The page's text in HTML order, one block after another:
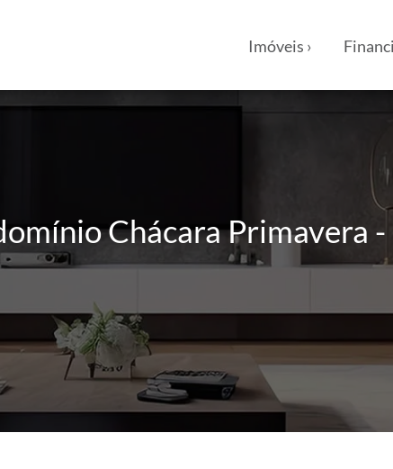
Imóveis ›
Chácara Primavera -